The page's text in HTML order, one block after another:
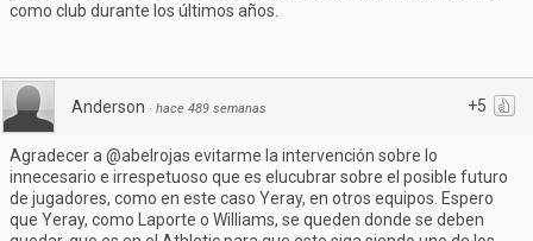
como club durante los últimos años.
+5
Anderson · hace 489 semanas
Agradecer a @abelrojas evitarme la intervención sobre lo
innecesario e irrespetuoso que es elucubrar sobre el posible futuro
de jugadores, como en este caso Yeray, en otros equipos. Espero
que Yeray, como Laporte o Williams, se queden donde se deben